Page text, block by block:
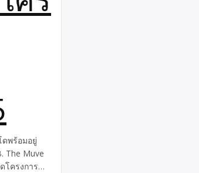
ดพร้อมอยู่
The Muve
โครงการ